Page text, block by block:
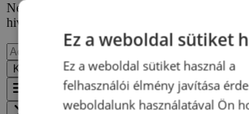
Ne aggódjon, csak adja meg e-mail címét,
hivatkozást, így megadhat egy újat.
Küldés
Vissza
Ez a weboldal sütiket
Ez a weboldal sütiket használ a
felhasználói élmény javítása
weboldalunk használatával Ön